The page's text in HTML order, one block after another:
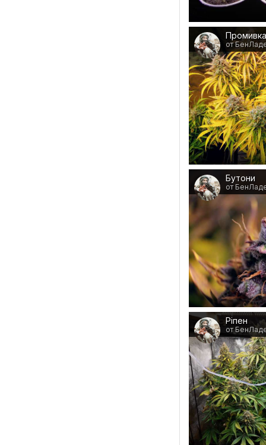
Промивка
от
Бутони
от
Ріпен
от